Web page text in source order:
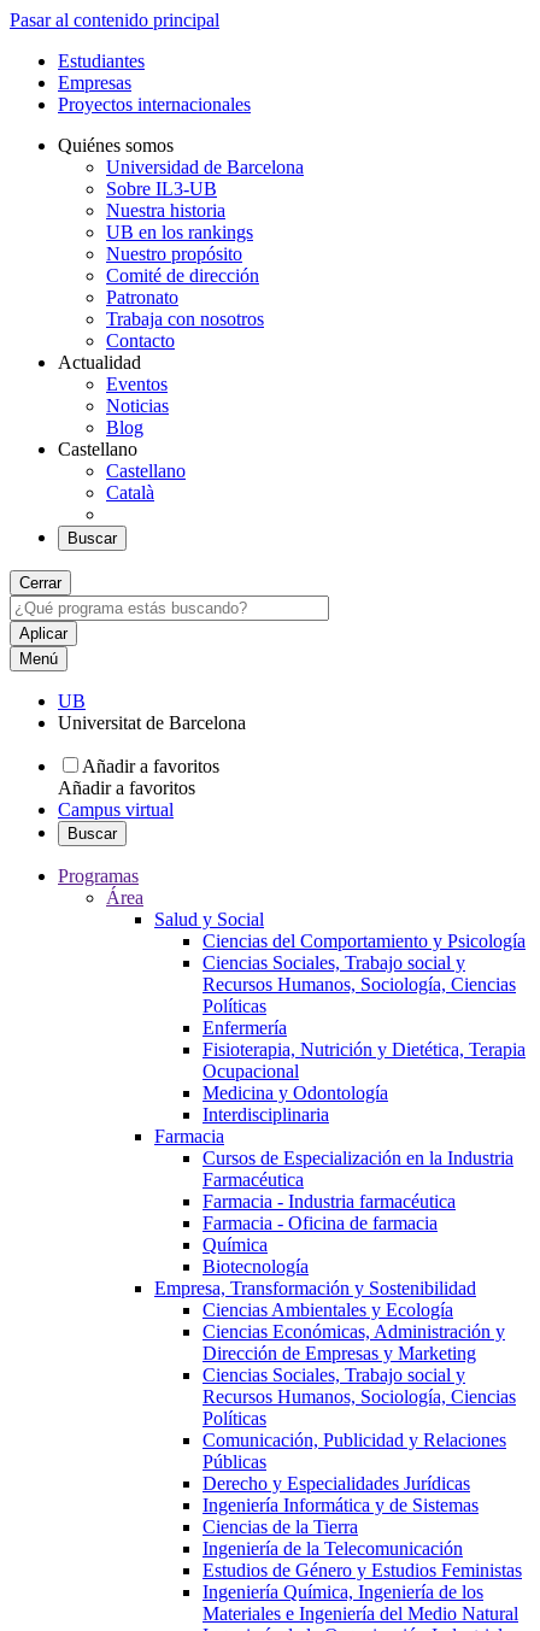
Pasar al contenido principal
Estudiantes
Empresas
Proyectos internacionales
Quiénes somos
Universidad de Barcelona
Sobre IL3-UB
Nuestra historia
UB en los rankings
Nuestro propósito
Comité de dirección
Patronato
Trabaja con nosotros
Contacto
Actualidad
Eventos
Noticias
Blog
Castellano
Castellano
Català
Buscar
Cerrar
Menú
UB
Universitat de Barcelona
Añadir a favoritos
Añadir a favoritos
Campus virtual
Buscar
Programas
Área
Salud y Social
Ciencias del Comportamiento y Psicología
Ciencias Sociales, Trabajo social y
Recursos Humanos, Sociología, Ciencias
Políticas
Enfermería
Fisioterapia, Nutrición y Dietética, Terapia
Ocupacional
Medicina y Odontología
Interdisciplinaria
Farmacia
Cursos de Especialización en la Industria
Farmacéutica
Farmacia - Industria farmacéutica
Farmacia - Oficina de farmacia
Química
Biotecnología
Empresa, Transformación y Sostenibilidad
Ciencias Ambientales y Ecología
Ciencias Económicas, Administración y
Dirección de Empresas y Marketing
Ciencias Sociales, Trabajo social y
Recursos Humanos, Sociología, Ciencias
Políticas
Comunicación, Publicidad y Relaciones
Públicas
Derecho y Especialidades Jurídicas
Ingeniería Informática y de Sistemas
Ciencias de la Tierra
Ingeniería de la Telecomunicación
Estudios de Género y Estudios Feministas
Ingeniería Química, Ingeniería de los
Materiales e Ingeniería del Medio Natural